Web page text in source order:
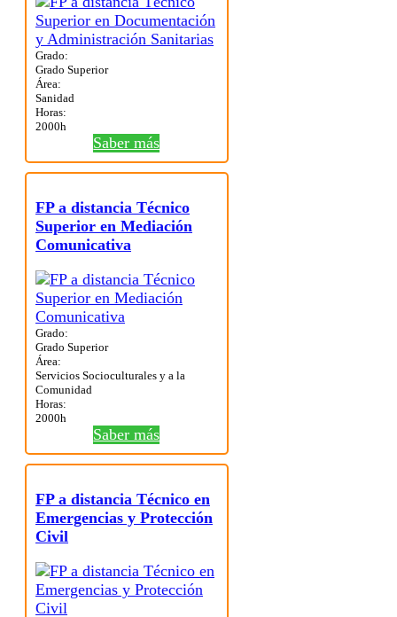
Grado:
Grado Superior
Área:
Sanidad
Horas:
2000h
Saber más
FP a distancia Técnico
Superior en Mediación
Comunicativa
Grado:
Grado Superior
Área:
Servicios Socioculturales y a la
Comunidad
Horas:
2000h
Saber más
FP a distancia Técnico en
Emergencias y Protección
Civil